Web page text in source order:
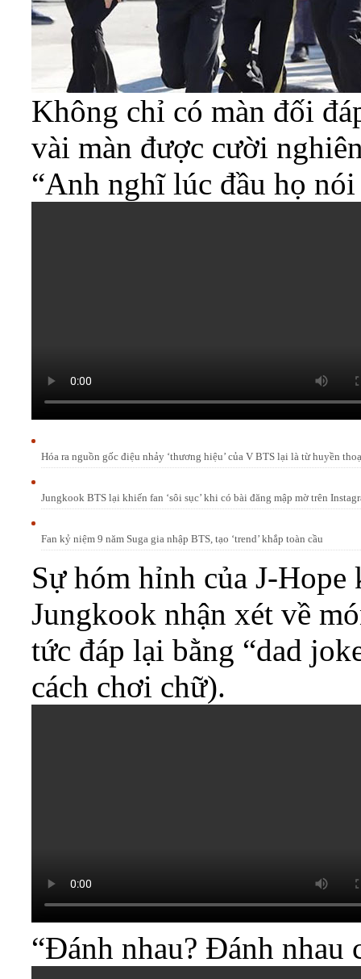
Không chỉ có màn đối
vài màn được cười
“Anh nghĩ lúc đầu họ nói
Hóa ra nguồn gốc điệu nhảy ‘thương hiệu’ của V BTS lại là từ huyền
Jungkook BTS lại khiến fan ‘sôi sục’ khi có bài đăng mập mờ trên
Fan kỷ niệm 9 năm Suga gia nhập BTS, tạo ‘trend’ khắp toàn cầu
Sự hóm hỉnh của J-
Jungkook nhận xét về
tức đáp lại bằng “dad
cách chơi chữ).
“Đánh nhau? Đánh nhau